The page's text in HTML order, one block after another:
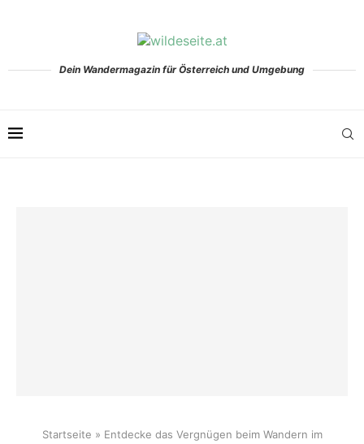
Dein Wandermagazin für Österreich und Umgebung
Startseite » Entdecke das Vergnügen beim Wandern im